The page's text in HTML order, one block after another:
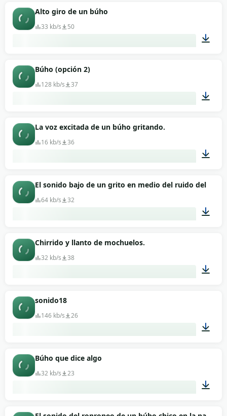
Alto giro de un búho
33 kb/s 50
Búho (opción 2)
128 kb/s 37
La voz excitada de un búho gritando.
16 kb/s 36
00:02
El sonido bajo de un grito en medio del ruido del
64 kb/s 32
Chirrido y llanto de mochuelos.
32 kb/s 38
sonido18
146 kb/s 26
Búho que dice algo
32 kb/s 23
01:07